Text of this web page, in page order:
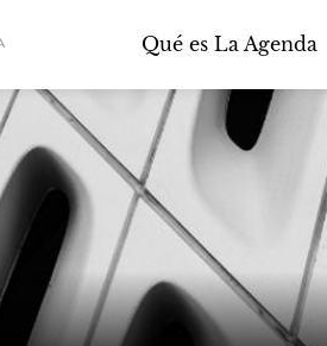
Qué es La Agenda